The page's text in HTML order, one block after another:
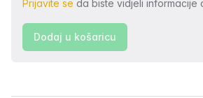
Prijavite se da biste vidjeli informacije
Dodaj u košaricu